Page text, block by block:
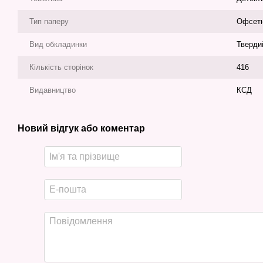
Тип паперу
Вид обкладинки
Кількість сторінок 416
Видавництво КСД
Новий відгук або коментар